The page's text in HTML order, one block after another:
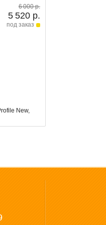
6 000 р.
5 520 р.
под заказ
New,